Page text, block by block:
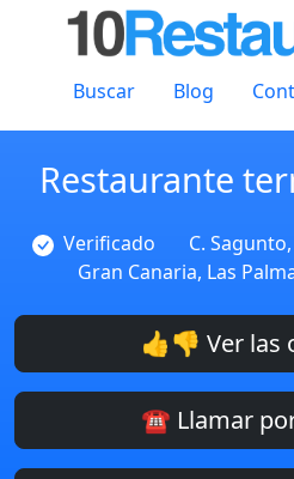
Buscar Blog
Restaurante
Verificado
C.
Gran Canaria, Las
👍👎 Ver las
☎️ Llamar